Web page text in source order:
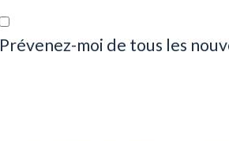
Prévenez-moi de tous les